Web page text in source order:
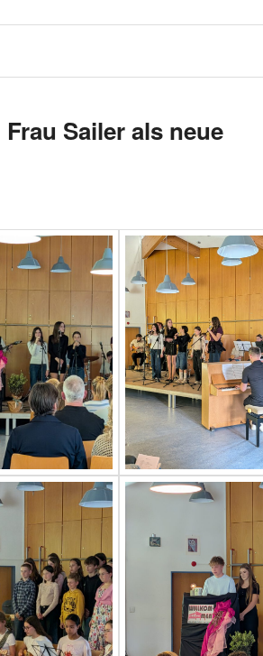
Sailer als neue